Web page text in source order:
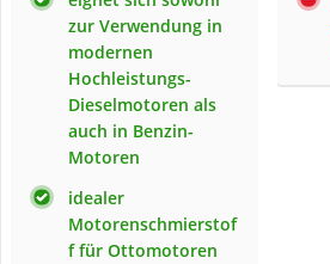
zur Verwendung in
modernen
Hochleistungs-
Dieselmotoren als
auch in Benzin-
Motoren
idealer
Motorenschmierstof
f für Ottomotoren